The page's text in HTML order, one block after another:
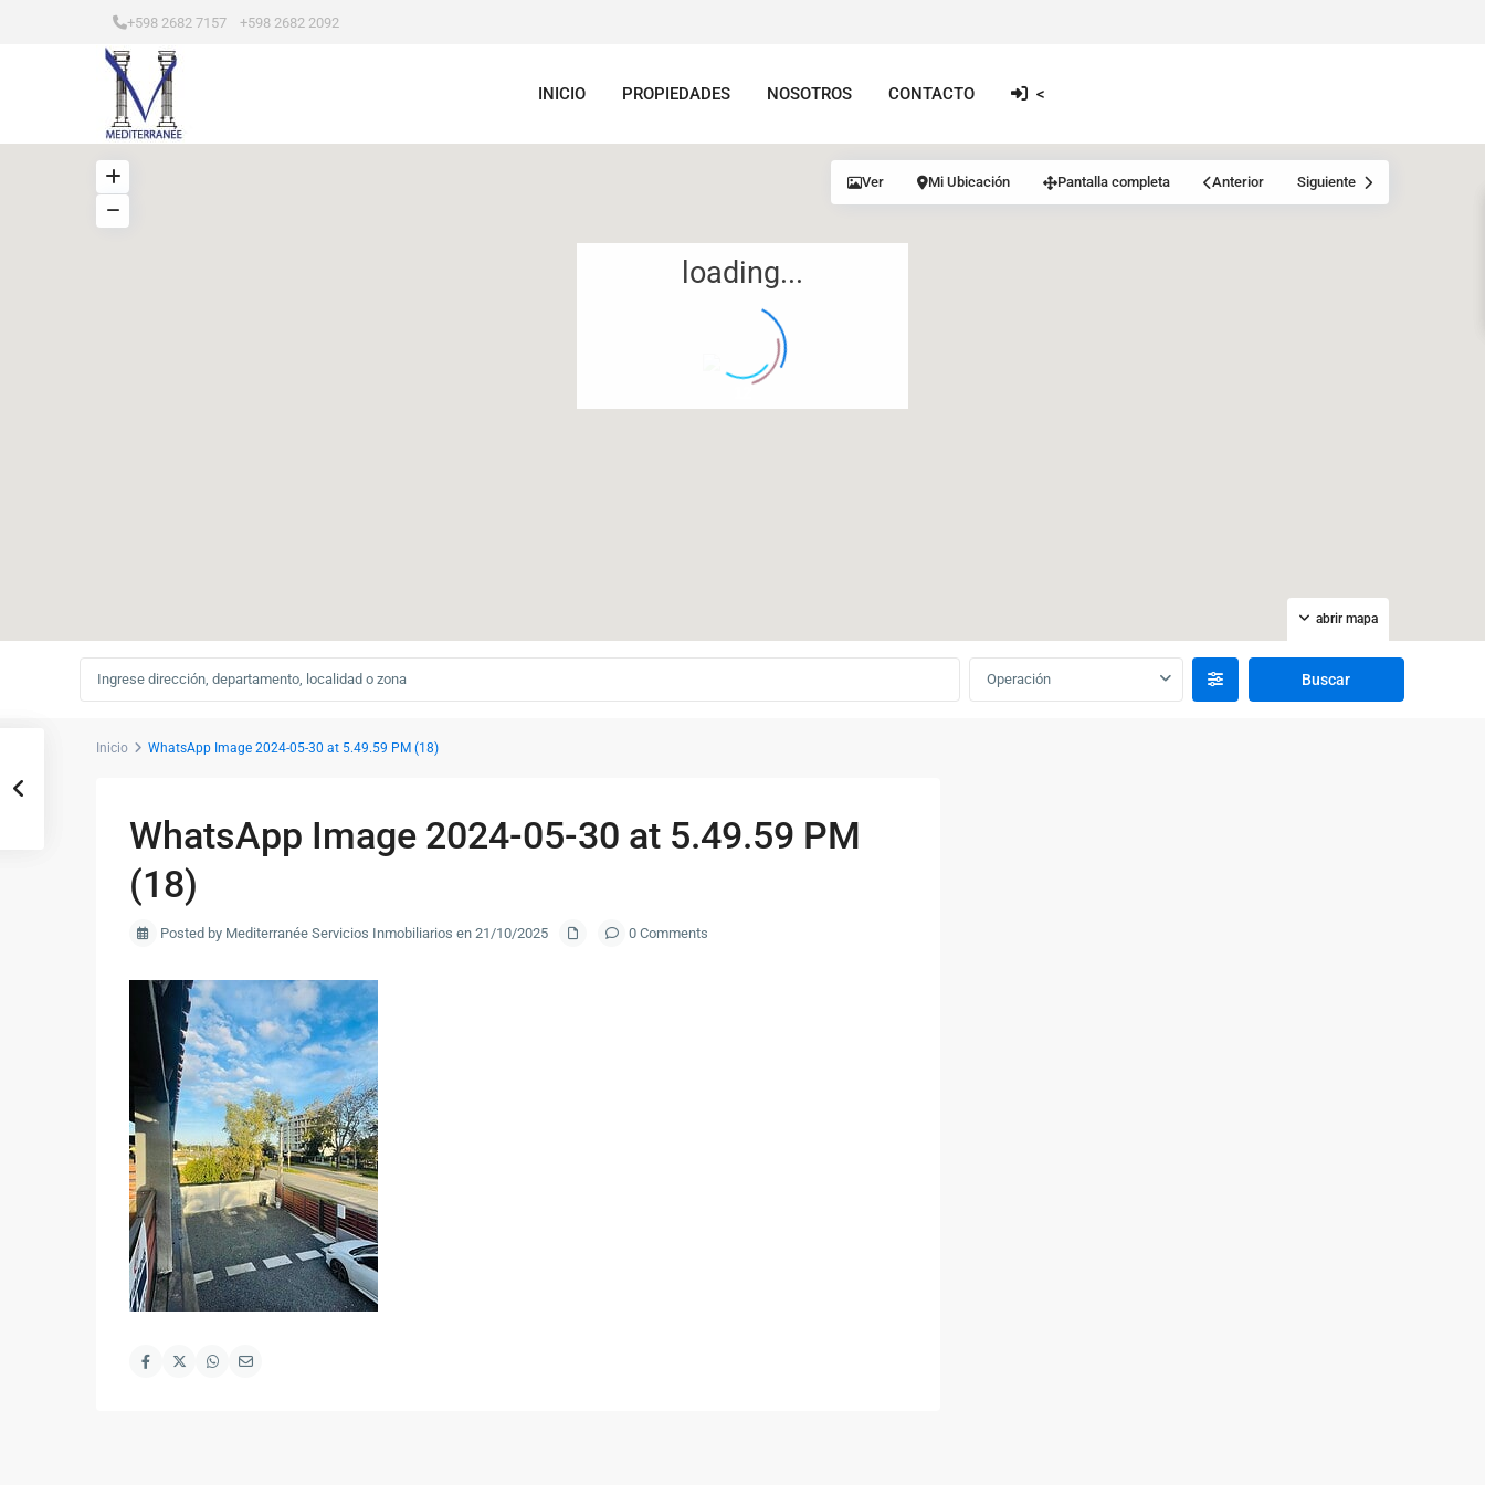
+598 2682 7157 +598 2682 2092
INICIO PROPIEDADES NOSOTROS CONTACTO <
loading...
abrir mapa
Ver Mi Ubicación Pantalla completa Anterior Siguiente
Operación
Inicio WhatsApp Image 2024-05-30 at 5.49.59 PM (18)
WhatsApp Image 2024-05-30 at 5.49.59 PM
(18)
Posted by Mediterranée Servicios Inmobiliarios en 21/10/2025 0 Comments